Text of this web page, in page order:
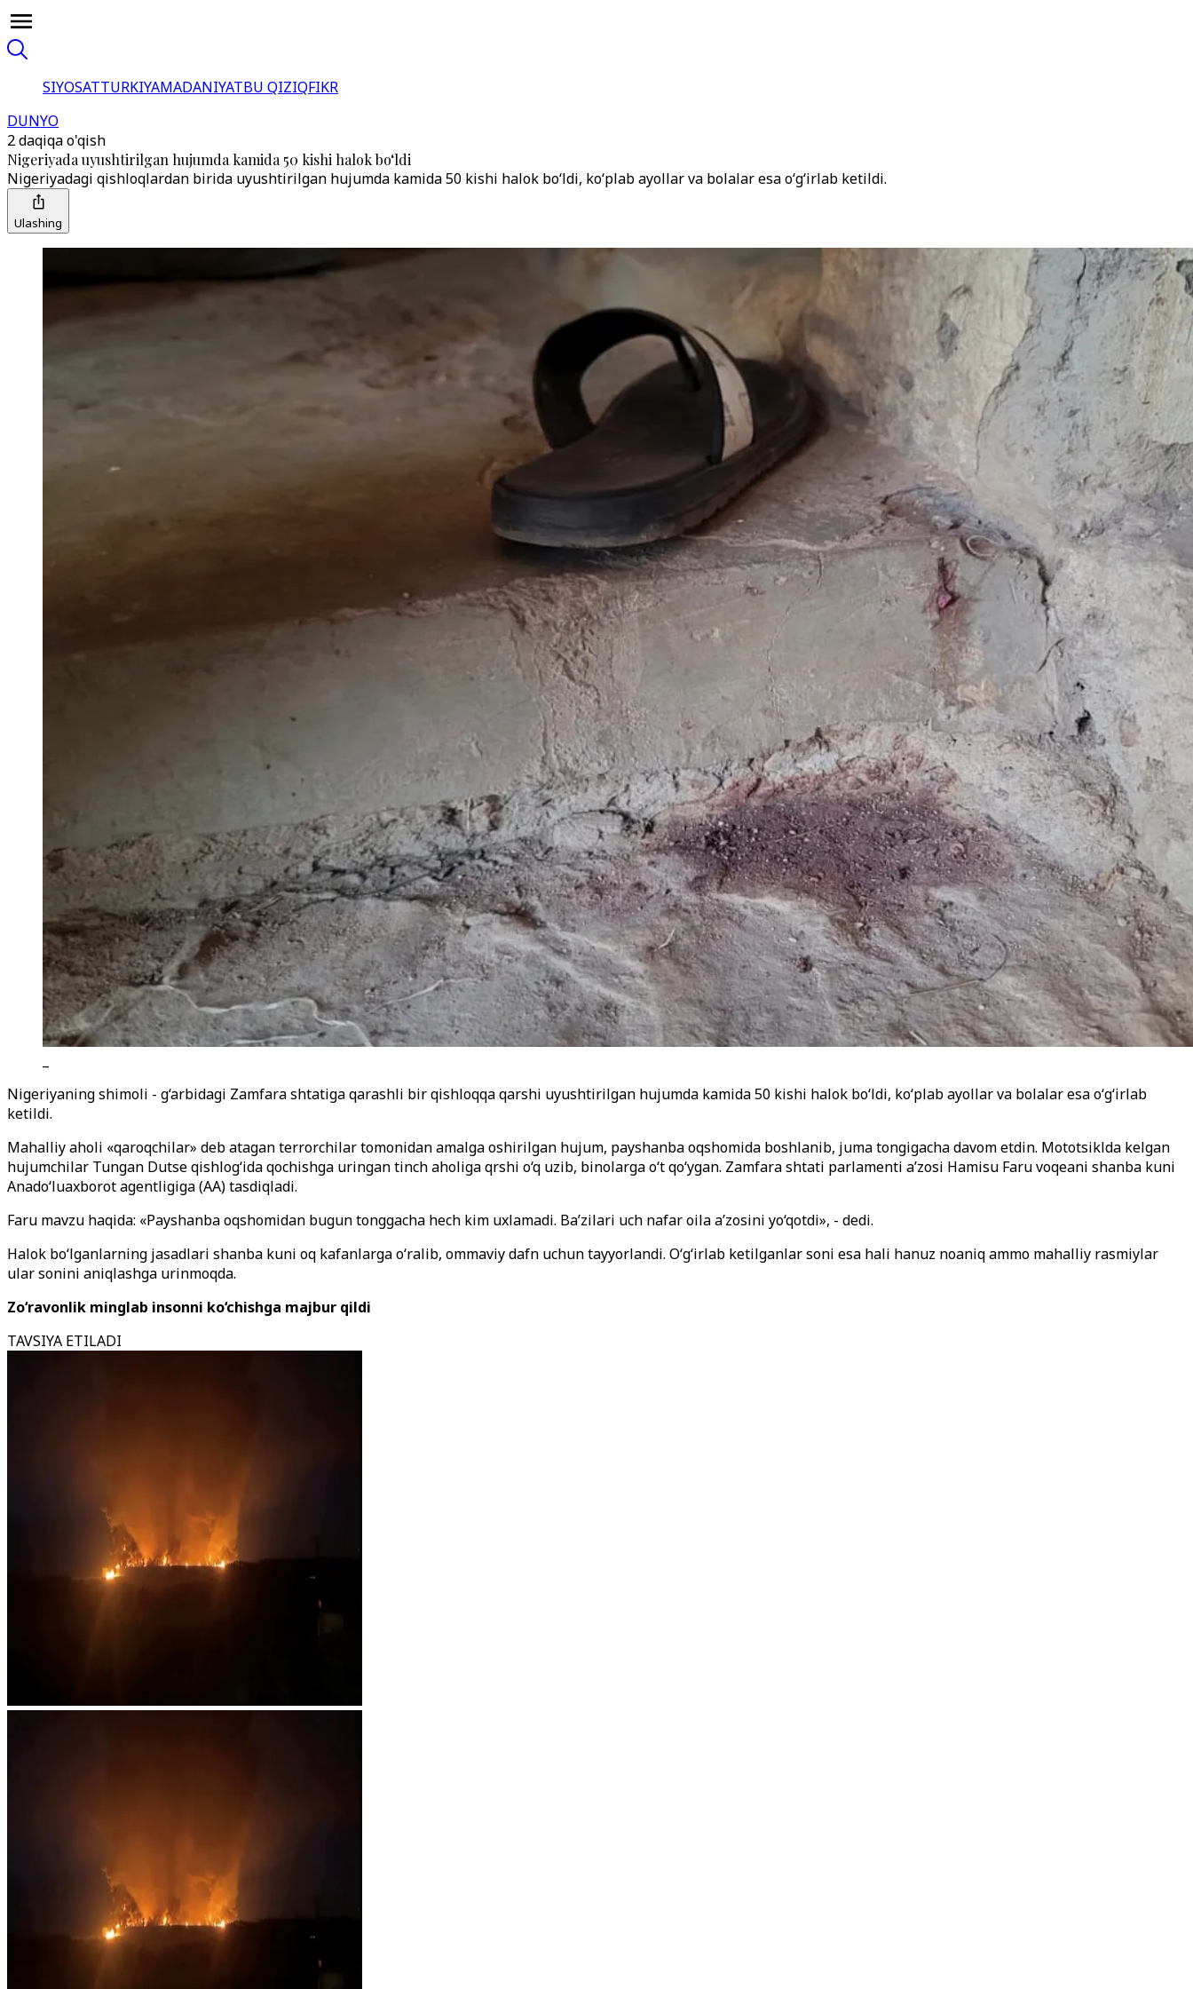
SIYOSATTURKIYAMADANIYATBU QIZIQFIKR
DUNYO
2 daqiqa o'qish
Nigeriyada uyushtirilgan hujumda kamida 50 kishi halok bo‘ldi
Nigeriyadagi qishloqlardan birida uyushtirilgan hujumda kamida 50 kishi halok bo‘ldi, ko‘plab ayollar va bolalar esa o‘g‘irlab ketildi.
Ulashing
Nigeriyaning shimoli - g‘arbidagi Zamfara shtatiga qarashli bir qishloqqa qarshi uyushtirilgan hujumda kamida 50 kishi halok bo‘ldi, ko‘plab ayollar va bolalar esa o‘g‘irlab
ketildi.
Mahalliy aholi «qaroqchilar» deb atagan terrorchilar tomonidan amalga oshirilgan hujum, payshanba oqshomida boshlanib, juma tongigacha davom etdin. Mototsiklda kelgan
hujumchilar Tungan Dutse qishlog‘ida qochishga uringan tinch aholiga qrshi o‘q uzib, binolarga o‘t qo‘ygan. Zamfara shtati parlamenti a’zosi Hamisu Faru voqeani shanba kuni
Anado‘luaxborot agentligiga (AA) tasdiqladi.
Faru mavzu haqida: «Payshanba oqshomidan bugun tonggacha hech kim uxlamadi. Ba’zilari uch nafar oila a’zosini yo‘qotdi», - dedi.
Halok bo‘lganlarning jasadlari shanba kuni oq kafanlarga o‘ralib, ommaviy dafn uchun tayyorlandi. O‘g‘irlab ketilganlar soni esa hali hanuz noaniq ammo mahalliy rasmiylar
ular sonini aniqlashga urinmoqda.
Zo‘ravonlik minglab insonni ko‘chishga majbur qildi
TAVSIYA ETILADI